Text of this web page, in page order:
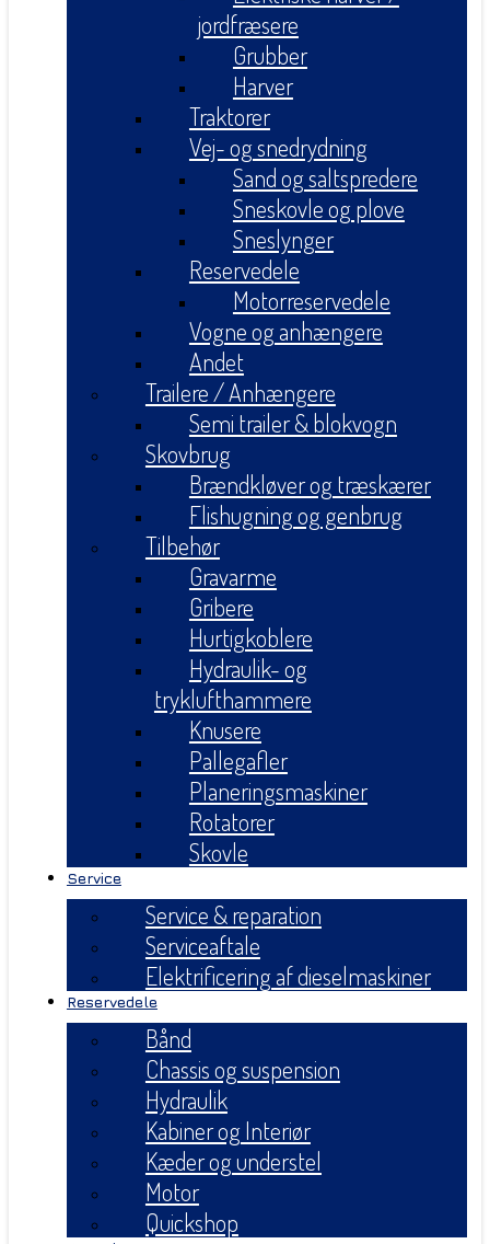
jordfræsere
Grubber
Harver
Traktorer
Vej- og snedrydning
Sand og saltspredere
Sneskovle og plove
Sneslynger
Reservedele
Motorreservedele
Vogne og anhængere
Andet
Trailere / Anhængere
Semi trailer & blokvogn
Skovbrug
Brændkløver og træskærer
Flishugning og genbrug
Tilbehør
Gravarme
Gribere
Hurtigkoblere
Hydraulik- og
tryklufthammere
Knusere
Pallegafler
Planeringsmaskiner
Rotatorer
Skovle
Service
Service & reparation
Serviceaftale
Elektrificering af dieselmaskiner
Reservedele
Bånd
Chassis og suspension
Hydraulik
Kabiner og Interiør
Kæder og understel
Motor
Quickshop